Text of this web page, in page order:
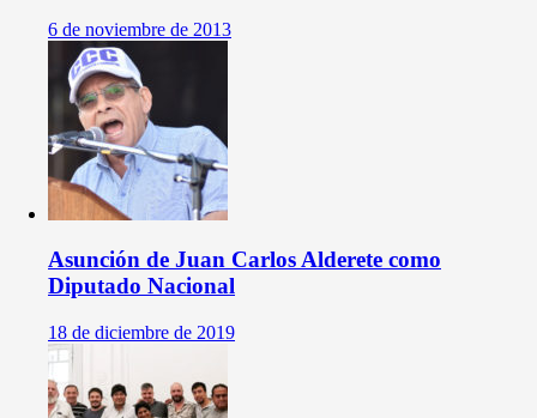
6 de noviembre de 2013
Asunción de Juan Carlos Alderete como
Diputado Nacional
18 de diciembre de 2019